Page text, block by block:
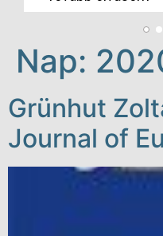
Nap:
Grünhut
Journal of